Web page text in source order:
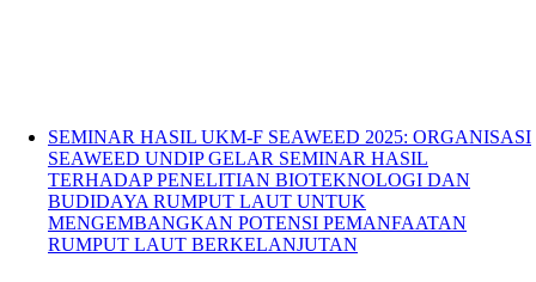
SEMINAR HASIL UKM-F SEAWEED 2025: ORGANISASI
SEAWEED UNDIP GELAR SEMINAR HASIL
TERHADAP PENELITIAN BIOTEKNOLOGI DAN
BUDIDAYA RUMPUT LAUT UNTUK
MENGEMBANGKAN POTENSI PEMANFAATAN
RUMPUT LAUT BERKELANJUTAN